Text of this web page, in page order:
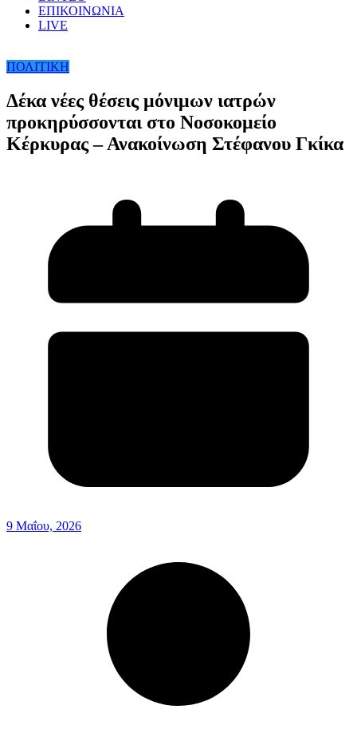
ΕΠΙΚΟΙΝΩΝΙΑ
LIVE
ΠΟΛΙΤΙΚΗ
Δέκα νέες θέσεις μόνιμων ιατρών
προκηρύσσονται στο Νοσοκομείο
Κέρκυρας – Ανακοίνωση Στέφανου Γκίκα
9 Μαΐου, 2026